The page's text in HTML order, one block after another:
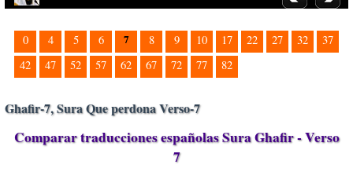
0 4 5 6 7 8 9 10 17 22 27 32
37
42
47 52 57 62 67 72 77 82
Ghafir-7, Sura Que perdona Verso-7
Comparar traducciones españolas Sura Ghafir - Verso
7